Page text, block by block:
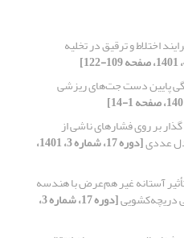
اختلاط و ترقیق در تخلیه
پایین دست جت‌های ریزشی
بر روی فشارهای ناشی از
عددی [دوره 17، شماره 3، 1401،
آستانه غیر هم‌عرض با هندسه
دریچه‌کشویی [دوره 17، شماره 3،